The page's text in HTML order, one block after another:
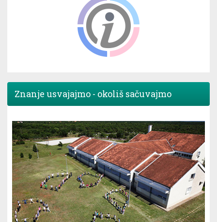
Znanje usvajajmo - okoliš sačuvajmo